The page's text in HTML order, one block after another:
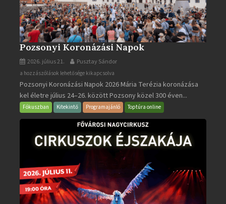
Pozsonyi Koronázási Napok
2026. július 21. Pusztay Sándor
Pozsonyi
Koronázási
Napok
bejegyzéshez
a hozzászólások lehetősége kikapcsolva
Pozsonyi Koronázási Napok 2026 Mária Terézia koronázása
kel életre július 24–26. között Pozsony közel 300 éven...
Fókuszban Kitekintő Programajánló Toptúra online